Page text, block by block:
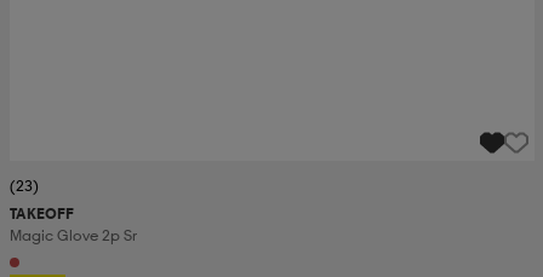
(23)
TAKEOFF
Magic Glove 2p Sr